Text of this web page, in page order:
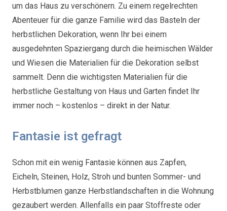
um das Haus zu verschönern. Zu einem regelrechten
Abenteuer für die ganze Familie wird das Basteln der
herbstlichen Dekoration, wenn Ihr bei einem
ausgedehnten Spaziergang durch die heimischen Wälder
und Wiesen die Materialien für die Dekoration selbst
sammelt. Denn die wichtigsten Materialien für die
herbstliche Gestaltung von Haus und Garten findet Ihr
immer noch – kostenlos – direkt in der Natur.
Fantasie ist gefragt
Schon mit ein wenig Fantasie können aus Zapfen,
Eicheln, Steinen, Holz, Stroh und bunten Sommer- und
Herbstblumen ganze Herbstlandschaften in die Wohnung
gezaubert werden. Allenfalls ein paar Stoffreste oder